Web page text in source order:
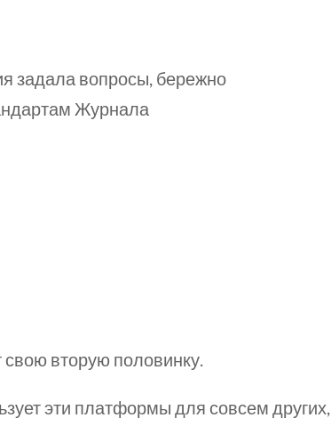
задала вопросы, бережно
Журнала
свою вторую половинку.
эти платформы для совсем других,